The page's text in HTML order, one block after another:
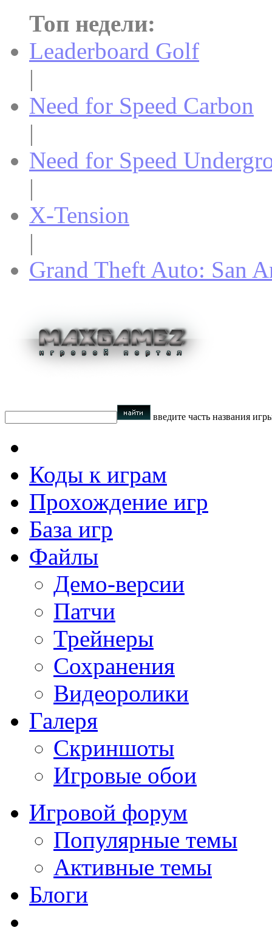
Топ недели:
Leaderboard Golf
|
Need for Speed Carbon
|
Need for Speed
|
X-Tension
|
Grand Theft Auto: San
введите часть названия
Коды к играм
Прохождение игр
База игр
Файлы
Демо-версии
Патчи
Трейнеры
Сохранения
Видеоролики
Галеря
Скриншоты
Игровые обои
Игровой форум
Популярные темы
Активные темы
Блоги